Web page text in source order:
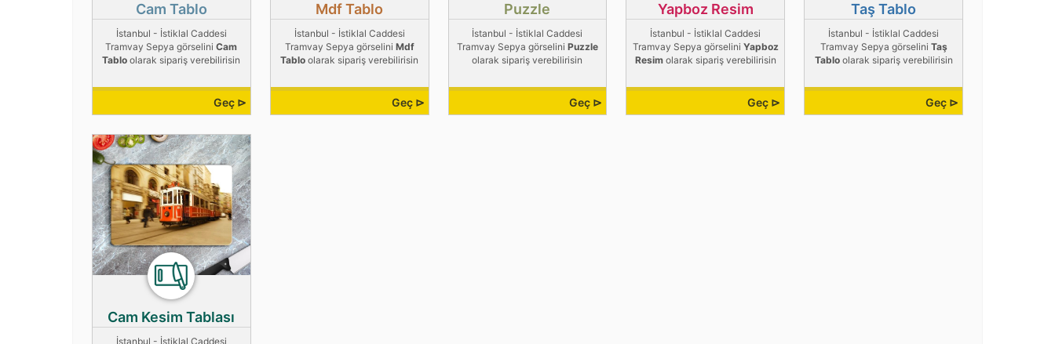
Cam Tablo
İstanbul - İstiklal Caddesi
Tramvay Sepya görseliniCam
Tablo olarak sipariş verebilirisin
Geç ⊳
Mdf Tablo
İstanbul - İstiklal Caddesi
Tramvay Sepya görselini Mdf
Tablo olarak sipariş verebilirisin
Geç ⊳
Puzzle
İstanbul - İstiklal Caddesi
Tramvay Sepya görselini Puzzle
olarak sipariş verebilirisin
Geç ⊳
Yapboz Resim
İstanbul - İstiklal Caddesi
Tramvay Sepya görselini Yapboz
Resimolarak sipariş verebilirisin
Geç ⊳
Taş Tablo
İstanbul - İstiklal Caddesi
Tramvay Sepya görselini Taş
Tabloolarak sipariş verebilirisin
Geç ⊳
Cam Kesim Tablası
İstanbul - İstiklal Caddesi